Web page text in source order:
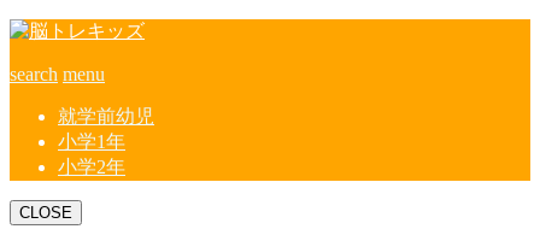
search menu
就学前幼児
小学1年
小学2年
CLOSE